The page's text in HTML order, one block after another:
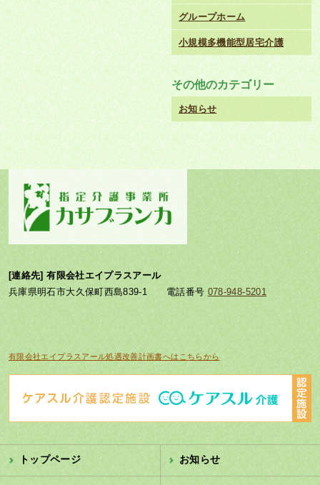
グループホーム
小規模多機能型居宅介護
その他のカテゴリー
お知らせ
[連絡先] 有限会社エイプラスアール
兵庫県明石市大久保町西島839-1 電話番号 078-948-5201
有限会社エイプラスアール処遇改善計画書へはこちらから
トップページ お知らせ